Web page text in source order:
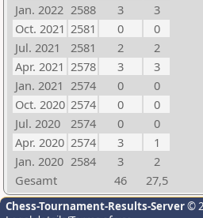
Jan. 2022 2588 3
3
Oct. 2021 2581 0
0
Jul. 2021
2581 2
2
Apr. 2021 2578 3
3
Jan. 2021 2574 0
0
Oct. 2020 2574 0
0
Jul. 2020
2574 0
0
Apr. 2020 2574 3
1
Jan. 2020 2584 3
2
Gesamt
46 27,5
Chess-Tournament-Results-Server©